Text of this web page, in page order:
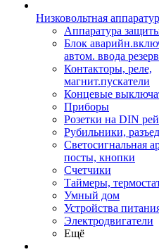
Низковольтная
Аппаратура
Блок
автом. ввода
Контакторы, реле,
магнит.пускатели
Концевые
Приборы
Розетки на DIN
Рубильники,
Светосигнальная
посты, кнопки
Счетчики
Таймеры,
Умный дом
Устройства
Электродвигатели
Ещё